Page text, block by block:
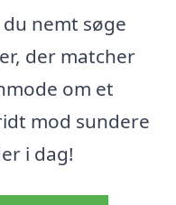
nemt søge
der matcher
om et
mod sundere
i dag!